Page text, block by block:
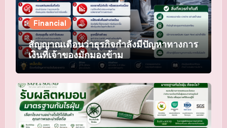
Financial
สัญญาณเตือนว่าธุรกิจกำลังมีปัญหาทางการ
เงินที่เจ้าของมักมองข้าม